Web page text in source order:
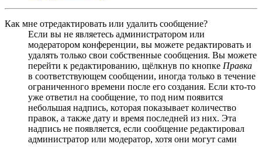
Как мне отредактировать или удалить сообщение?
Если вы не являетесь администратором или
модератором конференции, вы можете редактировать и
удалять только свои собственные сообщения. Вы можете
перейти к редактированию, щёлкнув по кнопке Правка
в соответствующем сообщении, иногда только в течение
ограниченного времени после его создания. Если кто-то
уже ответил на сообщение, то под ним появится
небольшая надпись, которая показывает количество
правок, а также дату и время последней из них. Эта
надпись не появляется, если сообщение редактировал
администратор или модератор, хотя они могут сами